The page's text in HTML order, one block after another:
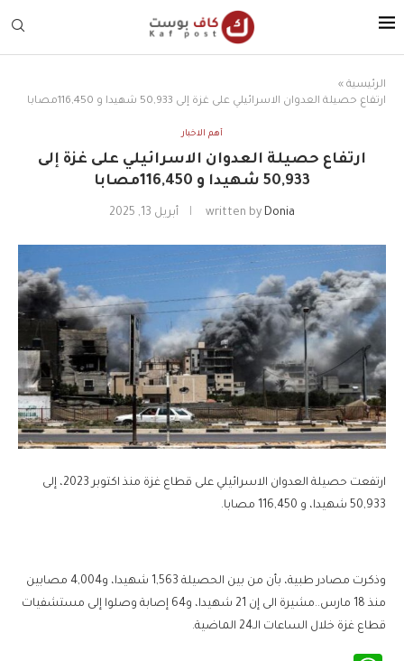
الرئيسية »
ارتفاع حصيلة العدوان الاسرائيلي على غزة إلى 50,933 شهيدا و 116,450مصابا
أهم الاخبار
ارتفاع حصيلة العدوان الاسرائيلي على غزة إلى
50,933 شهيدا و 116,450مصابا
written by Donia أبريل 13, 2025
ارتفعت حصيلة العدوان الاسرائيلي على قطاع غزة منذ اكتوبر 2023، إلى
50,933 شهيدا، و 116,450 مصابا.
وذكرت مصادر طبية، بأن من بين الحصيلة 1,563 شهيدا، و4,004 مصابين
منذ 18 مارس..مشيرة الى إن 21 شهيدا، و64 إصابة وصلوا إلى مستشفيات
قطاع غزة خلال الساعات الـ24 الماضية.